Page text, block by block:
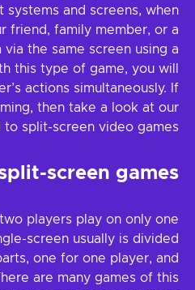
and screens, when
friend, family member, or a
the same screen using a
this type of game, you will
actions simultaneously. If
then take a look at our
split-screen video games!
screen games?
players play on only one
screen usually is divided
one for one player, and
are many games of this